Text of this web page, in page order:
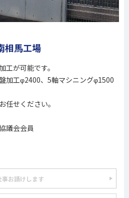
相馬工場
工が可能です。
加工φ2400、5軸マシニングφ1500
任せください。
議会会員
事お請けします